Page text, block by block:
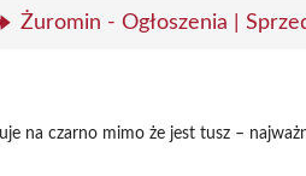
Żuromin - Ogłoszenia |
na czarno mimo że jest tusz –